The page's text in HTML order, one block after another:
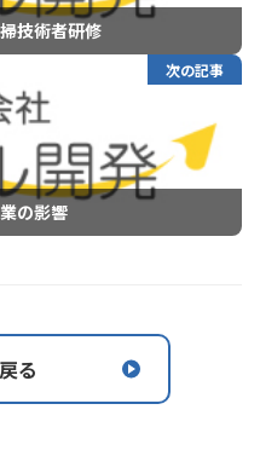
技術者研修
次の記事
の影響
る